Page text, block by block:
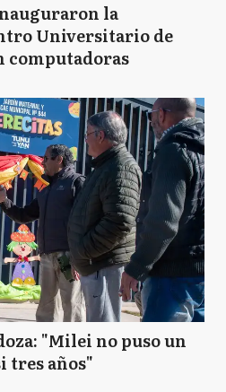
la
Universitario de
computadoras
"Milei no puso un
tres años"